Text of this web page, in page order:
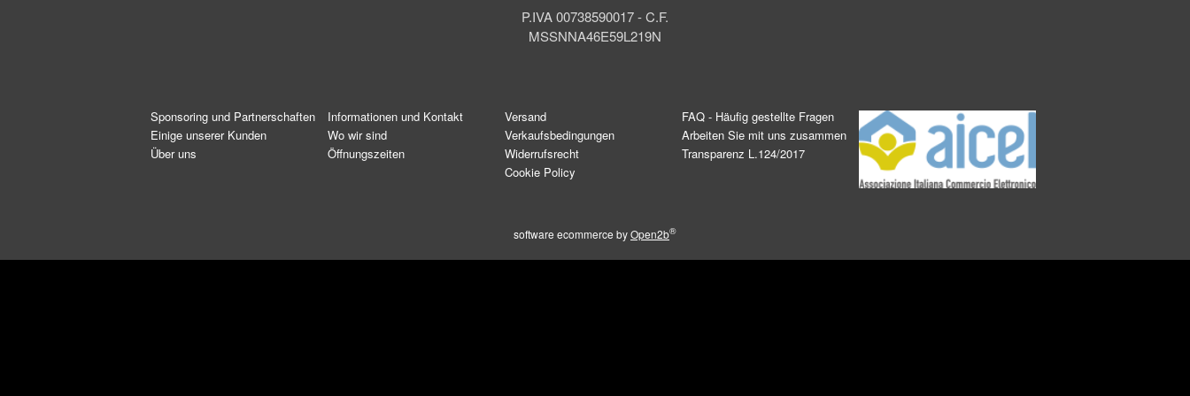
P.IVA 00738590017 - C.F.
MSSNNA46E59L219N
Sponsoring und Partnerschaften
Einige unserer Kunden
Über uns
Informationen und Kontakt
Wo wir sind
Öffnungszeiten
Versand
Verkaufsbedingungen
Widerrufsrecht
Cookie Policy
FAQ - Häufig gestellte Fragen
Arbeiten Sie mit uns zusammen
Transparenz L.124/2017
software ecommerce byOpen2b®